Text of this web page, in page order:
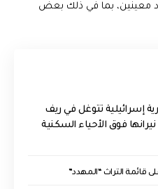
معينين، بما في ذلك بعض
إسرائيلية تتوغل في ريف
فوق الأحياء السكنية